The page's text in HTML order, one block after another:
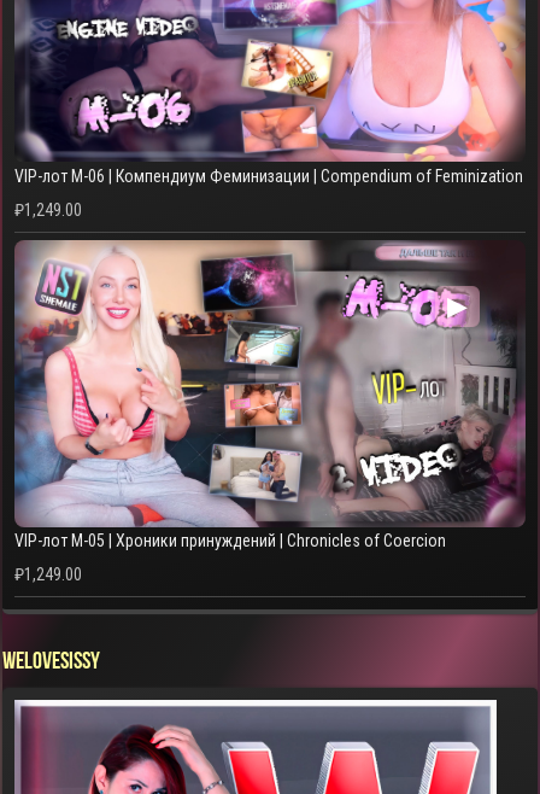
VIP-лот M-06 | Компендиум Феминизации | Compendium of Feminization
₽1,249.00
▶
VIP-лот M-05 | Хроники принуждений | Chronicles of Coercion
₽1,249.00
WELOVESISSY